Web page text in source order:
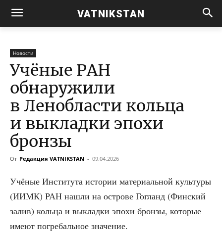
VATNIKSTAN
Новости
Учёные РАН
обнаружили
в Ленобласти кольца
и выкладки эпохи
бронзы
От Редакция VATNIKSTAN - 09.04.2026
Учё­ные Инсти­ту­та исто­рии мате­ри­аль­ной куль­ту­ры
(ИИМК) РАН нашли на ост­ро­ве Гогланд (Фин­ский
залив) коль­ца и выклад­ки эпо­хи брон­зы, кото­рые
име­ют погре­баль­ное значение.